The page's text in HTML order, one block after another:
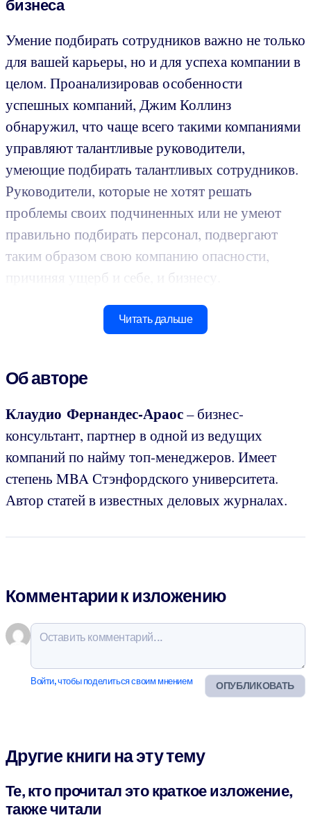
бизнеса
Умение подбирать сотрудников важно не только
для вашей карьеры, но и для успеха компании в
целом. Проанализировав особенности
успешных компаний, Джим Коллинз
обнаружил, что чаще всего такими компаниями
управляют талантливые руководители,
умеющие подбирать талантливых сотрудников.
Руководители, которые не хотят решать
проблемы своих подчиненных или не умеют
правильно подбирать персонал, подвергают
таким образом свою компанию опасности,
причиняя ущерб и себе, и бизнесу.
Читать дальше
Об авторе
Клаудио Фернандес-Араос– бизнес-
консультант, партнер в одной из ведущих
компаний по найму топ-менеджеров. Имеет
степень MBA Стэнфордского университета.
Автор статей в известных деловых журналах.
Комментарии к изложению
ОПУБЛИКОВАТЬ
Войти, чтобы поделиться своим мнением
Другие книги на эту тему
Те, кто прочитал это краткое изложение,
также читали